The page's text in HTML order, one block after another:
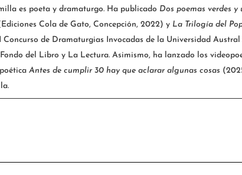
es poeta y dramaturgo. Ha publicado Dos poemas verdes
Cola de Gato, Concepción, 2022) y La Trilogía del
de Dramaturgias Invocadas de la Universidad
del Libro y La Lectura. Asimismo, ha lanzado los
Antes de cumplir 30 hay que aclarar algunas cosas